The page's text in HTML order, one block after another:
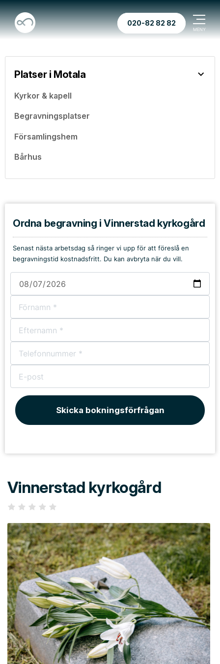
020-82 82 82
Platser i Motala
Kyrkor & kapell
Begravningsplatser
Församlingshem
Bårhus
Ordna begravning i Vinnerstad kyrkogård
Senast nästa arbetsdag så ringer vi upp för att föreslå en
begravningstid kostnadsfritt. Du kan avbryta när du vill.
Skicka bokningsförfrågan
Vinnerstad kyrkogård